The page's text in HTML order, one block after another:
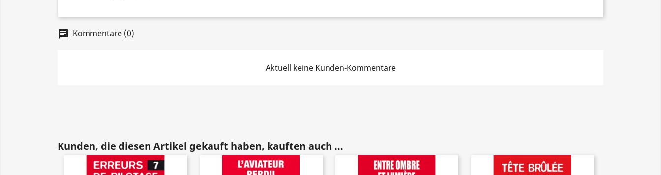
chat Kommentare (0)
Aktuell keine Kunden-Kommentare
Kunden, die diesen Artikel gekauft haben, kauften auch ...